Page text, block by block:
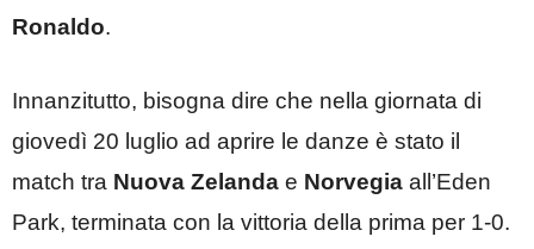
Ronaldo.
Innanzitutto, bisogna dire che nella giornata di
giovedì 20 luglio ad aprire le danze è stato il
match tra Nuova Zelanda e Norvegia all’Eden
Park, terminata con la vittoria della prima per 1-0.